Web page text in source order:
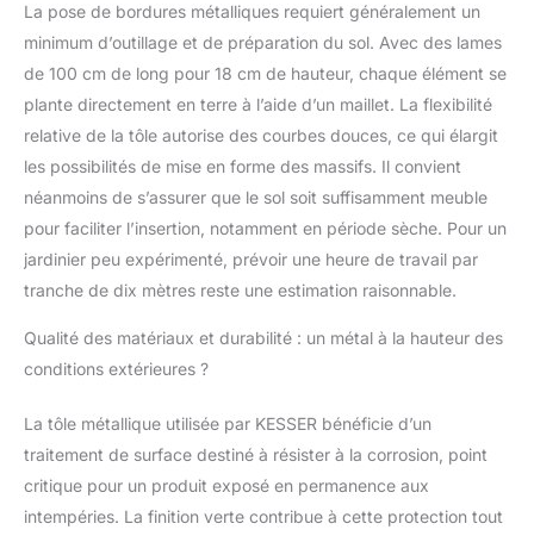
d'autres outils
fastidieux. Il suffit de
relier les bordures de
parterre entre elles et
sol. 𝐋𝐎𝐍𝐆𝐔𝐄
𝐃𝐔𝐑𝐀𝐁𝐈𝐋𝐈𝐓É 𝐄𝐓
𝐒É𝐂𝐔𝐑𝐈𝐓É : Le métal
galvanisé possède les
caractéristiques
nouvelle bordure de
durable et ne peut pas
corrosion, aucun
entretien n'est
bordure de gazon
durera de nombreuses
La pose de bordures métalliques requiert généralement un
minimum d’outillage et de préparation du sol. Avec des lames
de 100 cm de long pour 18 cm de hauteur, chaque élément se
plante directement en terre à l’aide d’un maillet. La flexibilité
relative de la tôle autorise des courbes douces, ce qui élargit
les possibilités de mise en forme des massifs. Il convient
néanmoins de s’assurer que le sol soit suffisamment meuble
pour faciliter l’insertion, notamment en période sèche. Pour un
jardinier peu expérimenté, prévoir une heure de travail par
tranche de dix mètres reste une estimation raisonnable.
Qualité des matériaux et durabilité : un métal à la hauteur des
conditions extérieures ?
La tôle métallique utilisée par KESSER bénéficie d’un
traitement de surface destiné à résister à la corrosion, point
critique pour un produit exposé en permanence aux
intempéries. La finition verte contribue à cette protection tout